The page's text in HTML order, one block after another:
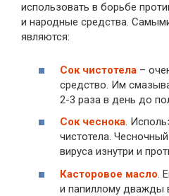
использовать в борьбе
и народные средства.
являются:
Сок чистотела –
средство. Им
2-3 раза в день до
Сок чеснока.
чистотела.
вируса изнутри и
Касторовое масло.
и папиллому дважды